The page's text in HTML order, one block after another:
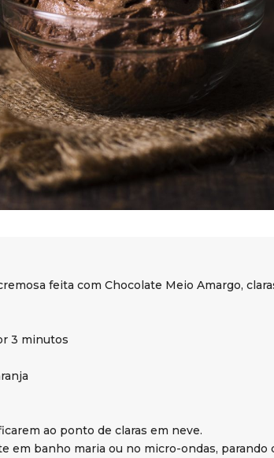
feita com Chocolate Meio Amargo,
3 minutos
ao ponto de claras em neve.
em banho maria ou no micro-ondas, parando